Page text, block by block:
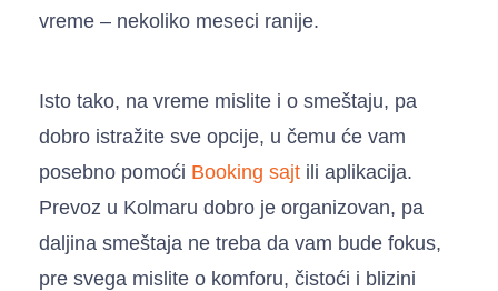
vreme – nekoliko meseci ranije.
Isto tako, na vreme mislite i o smeštaju, pa
dobro istražite sve opcije, u čemu će vam
posebno pomoći Booking sajt ili aplikacija.
Prevoz u Kolmaru dobro je organizovan, pa
daljina smeštaja ne treba da vam bude fokus,
pre svega mislite o komforu, čistoći i blizini